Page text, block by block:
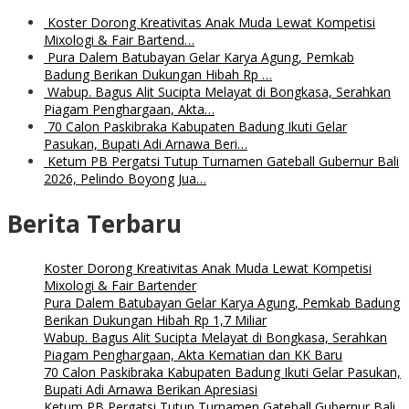
Koster Dorong Kreativitas Anak Muda Lewat Kompetisi
Mixologi & Fair Bartend…
Pura Dalem Batubayan Gelar Karya Agung, Pemkab
Badung Berikan Dukungan Hibah Rp …
Wabup. Bagus Alit Sucipta Melayat di Bongkasa, Serahkan
Piagam Penghargaan, Akta…
70 Calon Paskibraka Kabupaten Badung Ikuti Gelar
Pasukan, Bupati Adi Arnawa Beri…
Ketum PB Pergatsi Tutup Turnamen Gateball Gubernur Bali
2026, Pelindo Boyong Jua…
Berita Terbaru
Koster Dorong Kreativitas Anak Muda Lewat Kompetisi
Mixologi & Fair Bartender
Pura Dalem Batubayan Gelar Karya Agung, Pemkab Badung
Berikan Dukungan Hibah Rp 1,7 Miliar
Wabup. Bagus Alit Sucipta Melayat di Bongkasa, Serahkan
Piagam Penghargaan, Akta Kematian dan KK Baru
70 Calon Paskibraka Kabupaten Badung Ikuti Gelar Pasukan,
Bupati Adi Arnawa Berikan Apresiasi